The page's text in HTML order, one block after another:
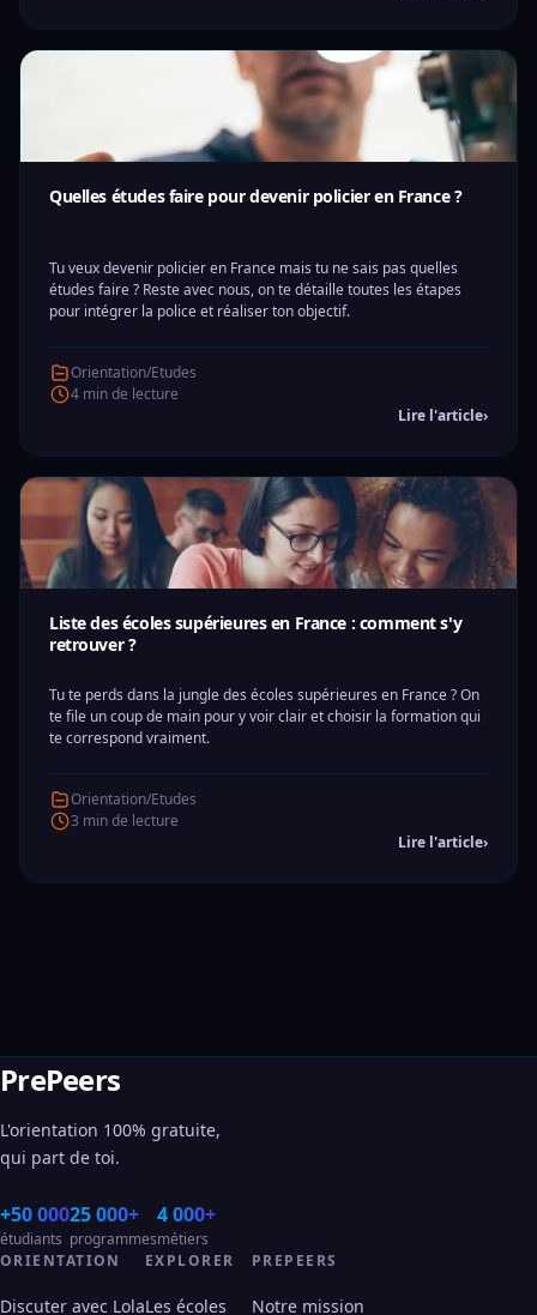
Quelles études faire pour devenir policier en France ?
Tu veux devenir policier en France mais tu ne sais pas quelles
études faire ? Reste avec nous, on te détaille toutes les étapes
pour intégrer la police et réaliser ton objectif.
Orientation/Etudes
4 min de lecture
Lire l'article›
Liste des écoles supérieures en France : comment s'y
retrouver ?
Tu te perds dans la jungle des écoles supérieures en France ? On
te file un coup de main pour y voir clair et choisir la formation qui
te correspond vraiment.
Orientation/Etudes
3 min de lecture
Lire l'article›
PrePeers
L'orientation 100% gratuite,
qui part de toi.
+50 000
étudiants
25 000+
programmes
4 000+
métiers
ORIENTATION
Discuter avec Lola
EXPLORER
Les écoles
PREPEERS
Notre mission